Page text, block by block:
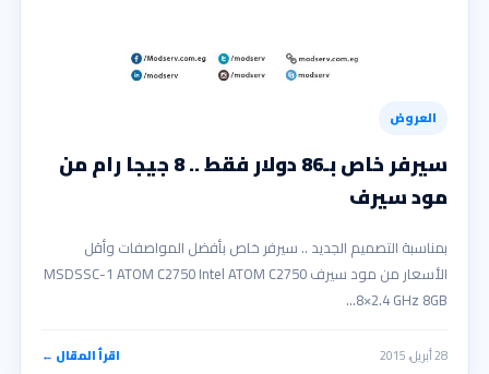
العروض
سيرفر خاص بـ86 دولار فقط .. 8 جيجا رام من
مود سيرف
بمناسبة التصميم الجديد .. سيرفر خاص بأفضل المواصفات وأقل
الأسعار من مود سيرف MSDSSC-1 ATOM C2750 Intel ATOM C2750
8×2.4 GHz 8GB…
28 أبريل، 2015 اقرأ المقال ←